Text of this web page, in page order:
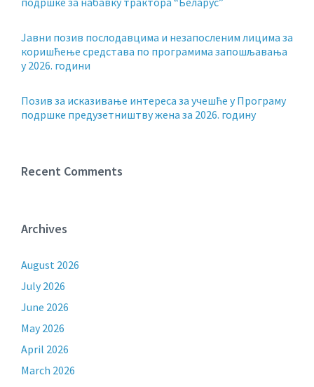
Јавни позив послодавцима и незапосленим лицима за
коришћење средстава по програмима запошљавања
у 2026. години
Позив за исказивање интереса за учешће у Програму
подршке предузетништву жена за 2026. годину
Recent Comments
Archives
August 2026
July 2026
June 2026
May 2026
April 2026
March 2026